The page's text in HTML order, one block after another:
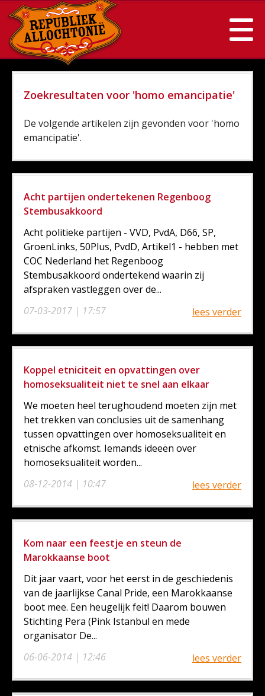
Zoekresultaten voor 'homo emancipatie'
De volgende artikelen zijn gevonden voor 'homo
emancipatie'.
Acht partijen ondertekenen Regenboog
Stembusakkoord
07-03-2017 | 17:57
Acht politieke partijen - VVD, PvdA, D66, SP,
GroenLinks, 50Plus, PvdD, Artikel1 - hebben met
COC Nederland het Regenboog
Stembusakkoord ondertekend waarin zij
afspraken vastleggen over de...
lees verder
Koppel etniciteit en opvattingen over
homoseksualiteit niet te snel aan elkaar
08-12-2014 | 10:47
We moeten heel terughoudend moeten zijn met
het trekken van conclusies uit de samenhang
tussen opvattingen over homoseksualiteit en
etnische afkomst. Iemands ideeën over
homoseksualiteit worden...
lees verder
Kom naar een feestje en steun de
Marokkaanse boot
06-06-2014 | 12:46
Dit jaar vaart, voor het eerst in de geschiedenis
van de jaarlijkse Canal Pride, een Marokkaanse
boot mee. Een heugelijk feit! Daarom bouwen
Stichting Pera (Pink Istanbul en mede
organisator De...
lees verder